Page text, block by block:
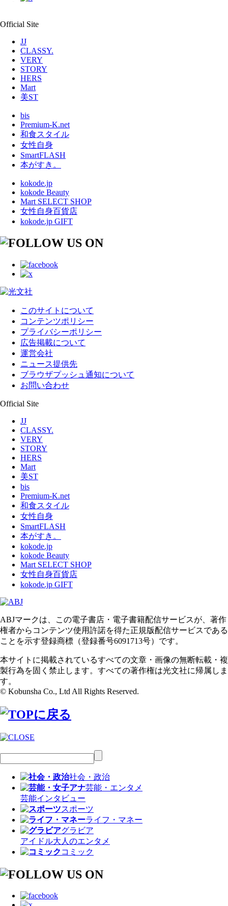
Official Site
JJ
CLASSY.
VERY
STORY
HERS
Mart
美ST
bis
Premium-K.net
和食スタイル
女性自身
SmartFLASH
本がすき。
kokode.jp
kokode Beauty
Mart SELECT SHOP
女性自身百貨店
kokode.jp GIFT
このサイトについて
コンテンツポリシー
プライバシーポリシー
広告掲載について
運営会社
ニュース提供先
ブラウザプッシュ通知について
お問い合わせ
Official Site
JJ
CLASSY.
VERY
STORY
HERS
Mart
美ST
bis
Premium-K.net
和食スタイル
女性自身
SmartFLASH
本がすき。
kokode.jp
kokode Beauty
Mart SELECT SHOP
女性自身百貨店
kokode.jp GIFT
ABJマークは、この電子書店・電子書籍配信サービスが、著作
権者からコンテンツ使用許諾を得た正規版配信サービスである
ことを示す登録商標（登録番号6091713号）です。
本サイトに掲載されているすべての文章・画像の無断転載・複
製行為を固く禁止します。すべての著作権は光文社に帰属しま
す。
© Kobunsha Co., Ltd All Rights Reserved.
社会・政治
芸能・エンタメ
芸能インタビュー
スポーツ
ライフ・マネー
グラビア
アイドル大人のエンタメ
コミック